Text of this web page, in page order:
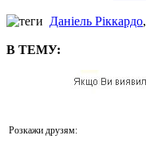
Даніель Ріккардо,
В ТЕМУ:
Розкажи друзям: